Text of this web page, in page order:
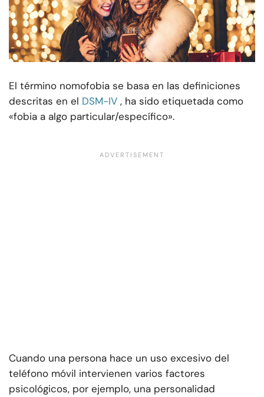
El término nomofobia se basa en las definiciones
descritas en el DSM-IV , ha sido etiquetada como
«fobia a algo particular/específico».
Cuando una persona hace un uso excesivo del
teléfono móvil intervienen varios factores
psicológicos, por ejemplo, una personalidad